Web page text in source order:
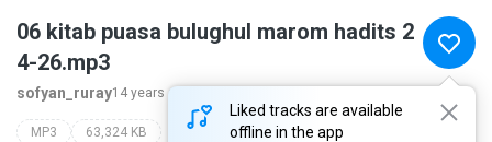
Liked tracks are available
offline in the app
06 kitab puasa bulughul marom hadits 2
4-26.mp3
sofyan_ruray14 years ago
MP3 63,324 KB